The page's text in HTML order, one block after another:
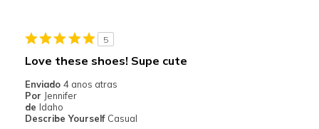
Width
Sizing
Feels true to size
5
Love these shoes! Supe cute
Enviado 4 anos atras
Por Jennifer
de Idaho
Describe Yourself Casual